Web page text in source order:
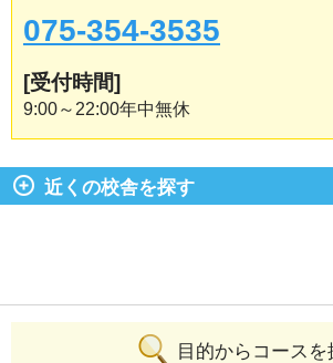
075-354-3535
[受付時間]
9:00～22:00年中無休
近くの校舎を探す
目的からコースを